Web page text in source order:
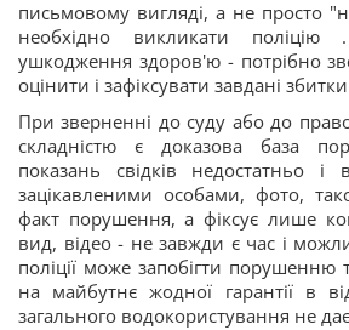
письмовому вигляді, а не просто
необхідно викликати
ушкодження здоров'ю - потрібно
оцінити і зафіксувати завдані
При зверненні до суду або до
складністю є доказова база
показань свідків недостатньо
зацікавленими особами, фото,
факт порушення, а фіксує лише
вид, відео - не завжди є час і
поліції може запобігти порушенню
на майбутнє жодної гарантії в
загального водокористування не